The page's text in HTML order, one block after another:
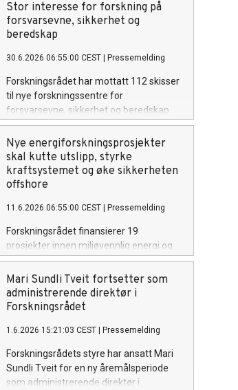
Stor interesse for forskning på
forsvarsevne, sikkerhet og
beredskap
30.6.2026 06:55:00 CEST Pressemelding
Forskningsrådet har mottatt 112 skisser
til nye forskningssentre for
forsvarsevne, sikkerhet og beredskap.
Interessen er stor og deltakelsen bred.
Skissene er korte beskrivelser av hva
senteret kan omfatte av tema,
virkninger og samarbeidsaktører. Til
hovedutlysningen – som utsettes til over
forventes det at mange slår sammen
forslagene sine.
Nye energiforskningsprosjekter
skal kutte utslipp, styrke
kraftsystemet og øke sikkerheten
offshore
11.6.2026 06:55:00 CEST Pressemelding
Forskningsrådet finansierer 19
prosjekter innen miljøvennlig energi og
petroleumsforskning. Prosjektene skal
gi næringslivet ny kunnskap om blant
annet kraftsystemer,
energieffektivisering i industrien og
Mari Sundli Tveit fortsetter som
administrerende direktør i
Forskningsrådet
1.6.2026 15:21:03 CEST Pressemelding
Forskningsrådets styre har ansatt Mari
Sundli Tveit for en ny åremålsperiode
som administrerende direktør i